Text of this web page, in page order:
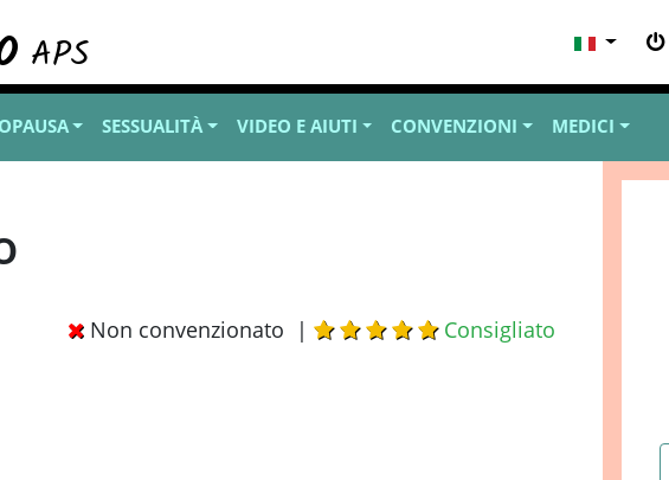
SESSUALITÀ VIDEO E AIUTI CONVENZIONI MEDICI
Non convenzionato | Consigliato